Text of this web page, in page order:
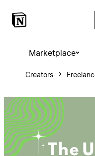
Marketplace
Creators